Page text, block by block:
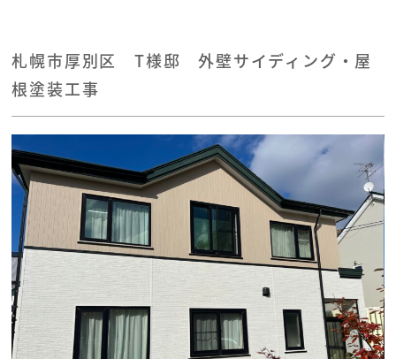
札幌市厚別区 T様邸 外壁サイディング・屋
根塗装工事